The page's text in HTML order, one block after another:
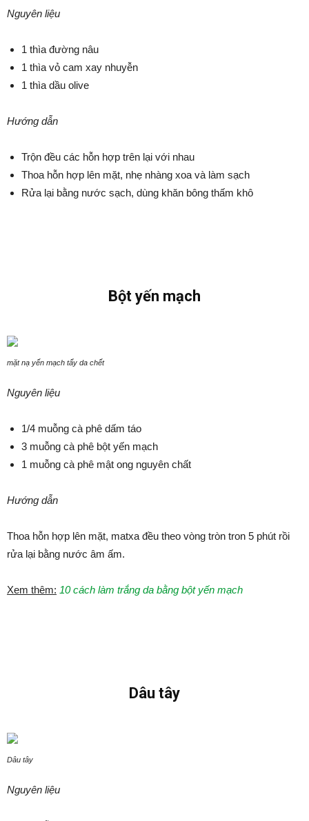
Nguyên liệu
1 thìa đường nâu
1 thìa vỏ cam xay nhuyễn
1 thìa dầu olive
Hướng dẫn
Trộn đều các hỗn hợp trên lại với nhau
Thoa hỗn hợp lên mặt, nhẹ nhàng xoa và làm sạch
Rửa lại bằng nước sạch, dùng khăn bông thấm khô
Bột yến mạch
mặt nạ yến mạch tẩy da chết
Nguyên liệu
1/4 muỗng cà phê dấm táo
3 muỗng cà phê bột yến mạch
1 muỗng cà phê mật ong nguyên chất
Hướng dẫn
Thoa hỗn hợp lên mặt, matxa đều theo vòng tròn tron 5 phút rồi
rửa lại bằng nước âm ấm.
Xem thêm: 10 cách làm trắng da bằng bột yến mạch
Dâu tây
Dâu tây
Nguyên liệu